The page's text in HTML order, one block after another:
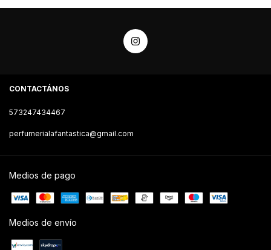
CONTACTÁNOS
573247434467
perfumerialafantastica@gmail.com
Medios de pago
Medios de envío